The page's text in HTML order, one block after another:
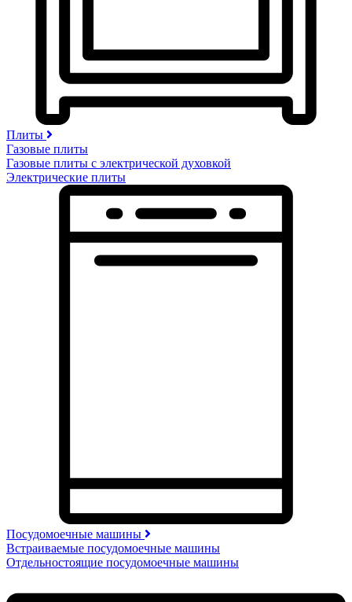
Плиты
Газовые плиты
Газовые плиты с электрической духовкой
Электрические плиты
Посудомоечные машины
Встраиваемые посудомоечные машины
Отдельностоящие посудомоечные машины